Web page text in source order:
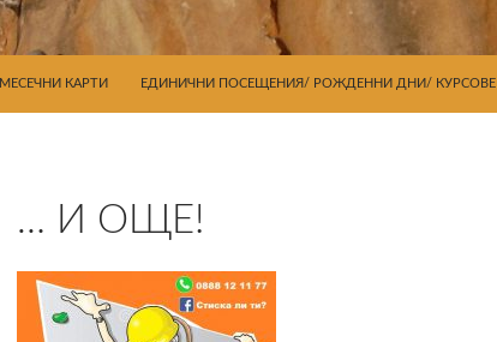
МЕСЕЧНИ КАРТИ ЕДИНИЧНИ ПОСЕЩЕНИЯ/ РОЖДЕННИ ДНИ/ КУРСОВЕ
… И ОЩЕ!